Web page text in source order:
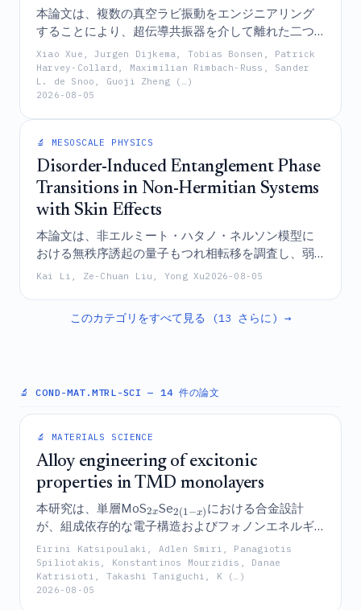
本論文は、複数の真空ラビ振動をエンジニアリング
することにより、超伝導共振器を介して離れた二つ
の電子スピン量子ビット間でのエネルギーの制御可
能な転移を実証しており、それによって半導体スピ
ン量子ビットと光学的リンクとをインターフェース
するための基礎的な構成要素を確立している。
Xiao Xue, Jurgen Dijkema, Tobias Bonsen, Patrick
Harvey-Collard, Maximilian Rimbach-Russ, Sander
L. de Snoo, Guoji Zheng (…)
2026-08-05
🔬 MESOSCALE PHYSICS
Disorder-Induced Entanglement Phase
Transitions in Non-Hermitian Systems
with Skin Effects
本論文は、非エルミート・ハタノ・ネルソン模型に
おける無秩序誘起の量子もつれ相転移を調査し、弱
い無秩序が面積則（area-law）のスケーリングを対
を伴う面積則への回帰を引き起こすことを明らかに
Kai Li, Ze-Chuan Liu, Yong Xu2026-08-05
このカテゴリをすべて見る (13 さらに) →
🔬 COND-MAT.MTRL-SCI — 14 件の論文
🔬 MATERIALS SCIENCE
Alloy engineering of excitonic
properties in TMD monolayers
本研究は、単層MoS2xSe2(1−x) における合金設計
が、組成依存的な電子構造およびフォノンエネルギ
ーの修飾を通じて、光学ギャップの連続的なチュー
ニング、ならびにB–A分裂や円偏光を含む励起子特
性の系統的な制御を可能にすることを実証してい
る。
Eirini Katsipoulaki, Adlen Smiri, Panagiotis
Spiliotakis, Konstantinos Mourzidis, Danae
Katrisioti, Takashi Taniguchi, K (…)
2026-08-05